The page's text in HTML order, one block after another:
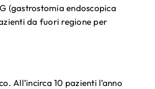
(gastrostomia endoscopica
da fuori regione per
All’incirca 10 pazienti l’anno